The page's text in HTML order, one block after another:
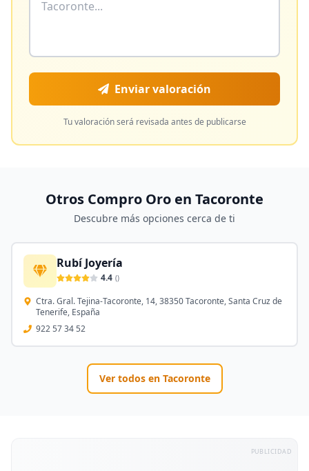
Enviar valoración
Tu valoración será revisada antes de publicarse
Otros Compro Oro en Tacoronte
Descubre más opciones cerca de ti
Rubí Joyería
4.4 ()
Ctra. Gral. Tejina-Tacoronte, 14, 38350 Tacoronte, Santa Cruz de
Tenerife, España
922 57 34 52
Ver todos en Tacoronte
PUBLICIDAD